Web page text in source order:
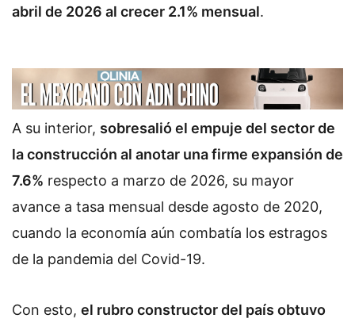
abril de 2026 al crecer 2.1% mensual.
A su interior, sobresalió el empuje del sector de
la construcción al anotar una firme expansión de
7.6% respecto a marzo de 2026, su mayor
avance a tasa mensual desde agosto de 2020,
cuando la economía aún combatía los estragos
de la pandemia del Covid-19.
Con esto, el rubro constructor del país obtuvo